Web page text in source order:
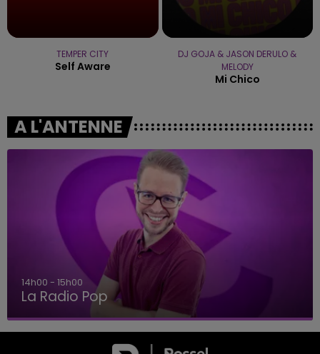
TEMPER CITY
Self Aware
DJ GOJA & JASON DERULO &
MELODY
Mi Chico
A L'ANTENNE
14h00 - 15h00
La Radio Pop